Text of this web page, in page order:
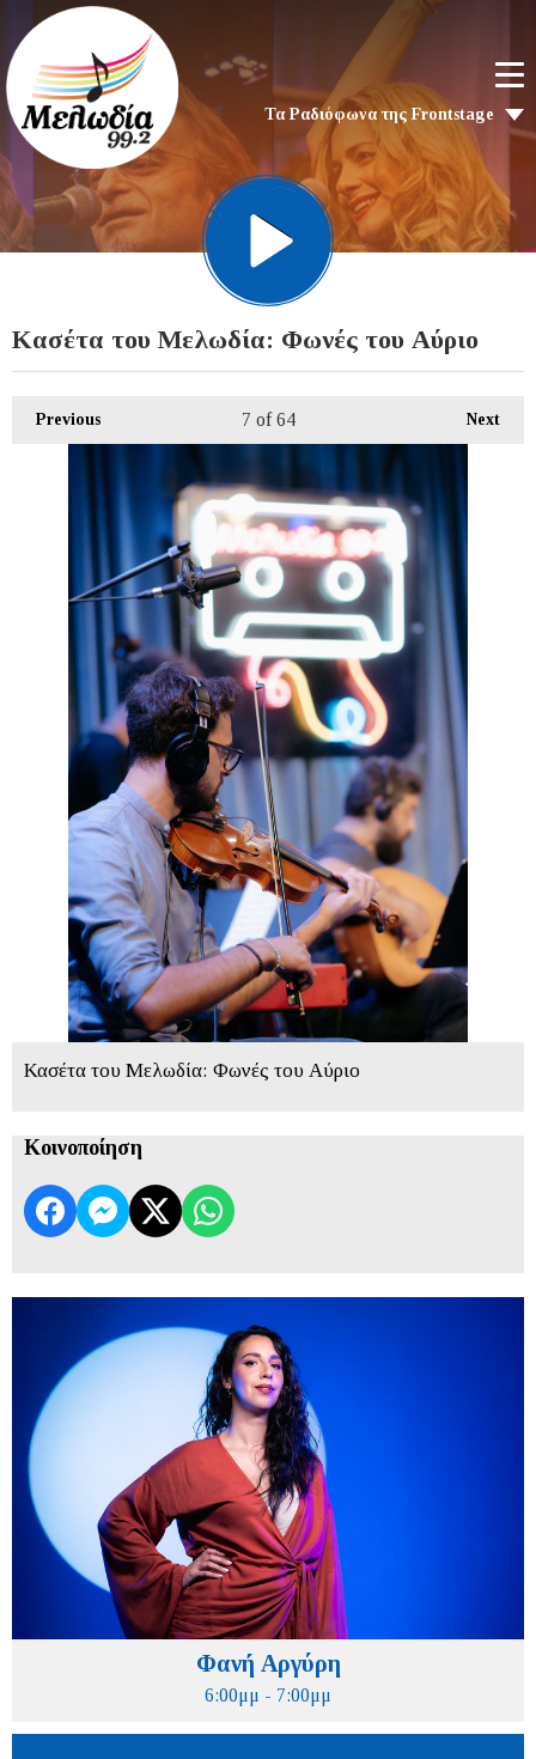
Τα Ραδιόφωνα της Frontstage
Κασέτα του Μελωδία: Φωνές του Αύριο
Previous Next
7 of 64
Κασέτα του Μελωδία: Φωνές του Αύριο
Κοινοποίηση
Φανή Αργύρη
6:00μμ - 7:00μμ